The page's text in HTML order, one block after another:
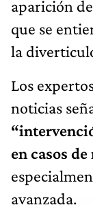
aparición
que se
la
Los
noticias
en casos
avanzada.